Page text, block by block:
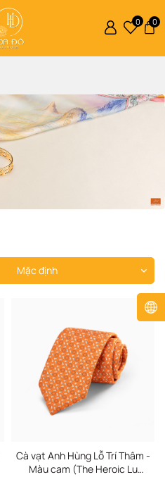
0 0
Mặc định
Cà vạt Anh Hùng Lỗ Trí Thâm -
Màu cam (The Heroic Lu